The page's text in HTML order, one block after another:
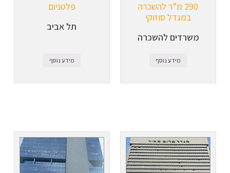
290 מ”ר להשכרה
במגדל סוזוקי
משרדים להשכרה
מידע נוסף
פלטניום
תל אביב
מידע נוסף